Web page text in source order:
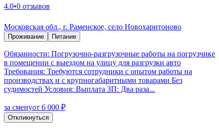
4.0•0 отзывов
Московская обл., г. Раменское, село Новохаритоново
Проживание Питание
Обязанности: Погрузочно-разгрузочные работы на погрузчике
в помещении с выездом на улицу для разгрузки авто
Требования: Требуются сотрудники с опытом работы на
производствах и с крупногабаритными товарами Без
судимостей Условия: Выплата ЗП: Два раза...
за сменуот 6 000 ₽
Откликнуться